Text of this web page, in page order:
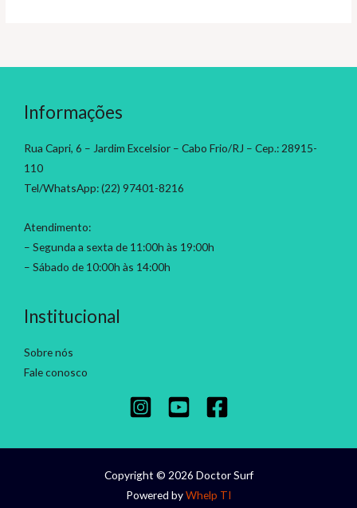
Informações
Rua Capri, 6 – Jardim Excelsior – Cabo Frio/RJ – Cep.: 28915-
110
Tel/WhatsApp: (22) 97401-8216
Atendimento:
– Segunda a sexta de 11:00h às 19:00h
– Sábado de 10:00h às 14:00h
Institucional
Sobre nós
Fale conosco
Copyright © 2026 Doctor Surf
Powered byWhelp TI